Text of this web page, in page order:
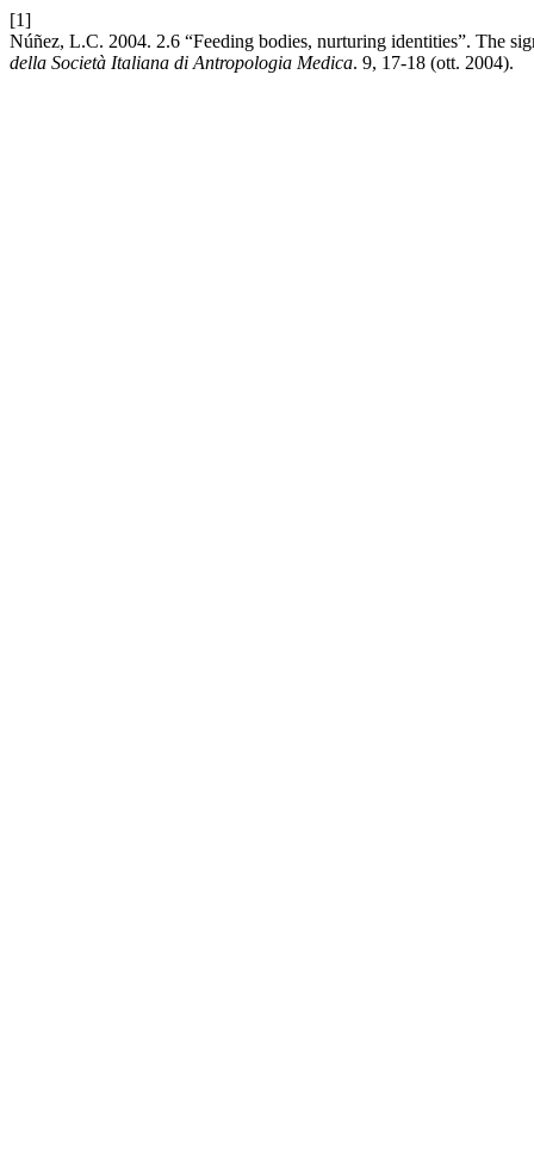
[1]
Núñez, L.C. 2004. 2.6 “Feeding bodies, nurturing identities”. The
della Società Italiana di Antropologia Medica. 9, 17-18 (ott. 2004).